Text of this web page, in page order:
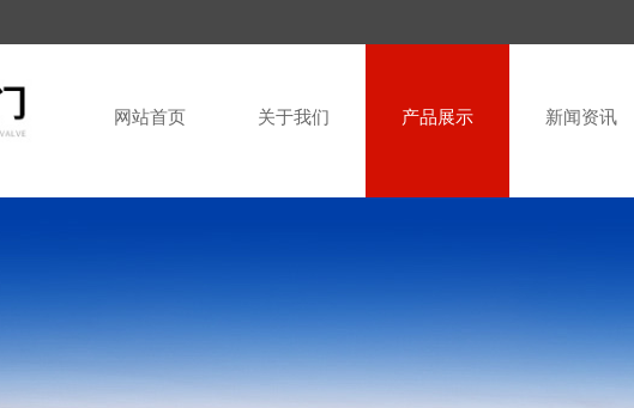
网站首页 关于我们 产品展示 新闻资讯